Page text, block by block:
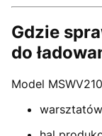
Gdzie
do
Model